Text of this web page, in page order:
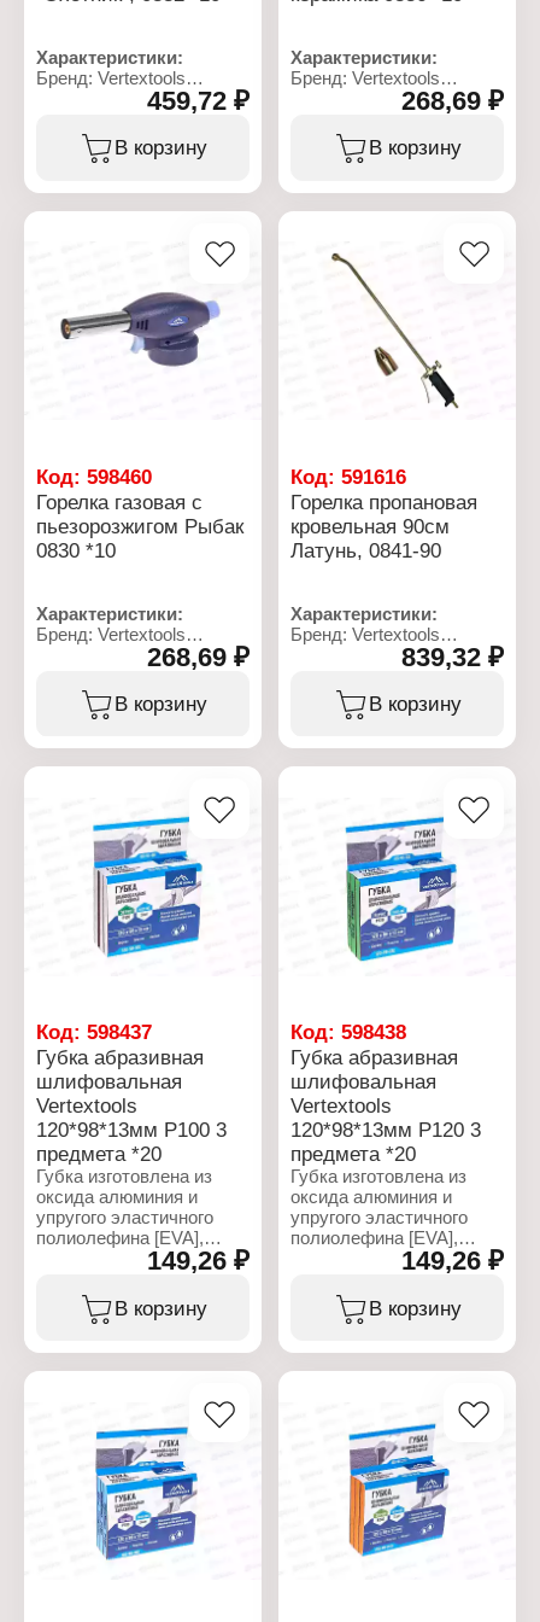
Характеристики:
Бренд: Vertextools
Тип товара: Горелка
Вид: газовая
Конструкция: с
Температура нагрева:
1500 С
Регулятор уровня
пламени: есть
459,72 ₽
В корзину
Характеристики:
Бренд: Vertextools
Артикул: 0836
Тип товара: Горелка
Вид: газовая
Конструкция: с
Газовая смесь: изобутан,
пропан, бутан
Температура нагрева:
Регулятор уровня
пламени: есть
Расход топлива: 80 г/ч
Соединение: цанговое
268,69 ₽
В корзину
Код: 598460
Горелка газовая с
пьезорозжигом Рыбак
0830 *10
Характеристики:
Бренд: Vertextools
Артикул: 0830
Тип товара: Горелка
Вид: газовая
Конструкция: с
Температура нагрева:
Регулятор уровня
пламени: есть
Расход топлива: 80 г/ч
Соединение: цанговое
Габариты без упаковки:
65х170х50 мм
268,69 ₽
В корзину
Код:591616
Горелка пропановая
кровельная 90см
Латунь, 0841-90
Характеристики:
Бренд: Vertextools
Артикул: 0841-90
Тип товара: Горелка
Вид: пропановая
Назначение: кровельная
Управление: вентиль
Габариты без упаковки:
90x55x925 мм
Материал стакана:
латунь
Пьезоподжиг: нет
839,32 ₽
В корзину
Код: 598437
Губка абразивная
шлифовальная
Vertextools
120*98*13мм Р100 3
предмета *20
Губка изготовлена из
оксида алюминия и
упругого эластичного
полиолефина [EVA],
синтетической смолой.
Губку можно
использовать для
мокрого шлифования.
распределение давления
благодаря вспененному
материалу. Губка
средней жесткости,
универсальна и имеет
длительный ресурс
149,26 ₽
В корзину
Код:598438
Губка абразивная
шлифовальная
Vertextools
120*98*13мм Р120 3
предмета *20
Губка изготовлена из
оксида алюминия и
упругого эластичного
полиолефина [EVA],
синтетической смолой.
Губку можно
использовать для
мокрого шлифования.
распределение давления
благодаря вспененному
материалу. Губка
средней жесткости,
универсальна и имеет
длительный ресурс
149,26 ₽
В корзину